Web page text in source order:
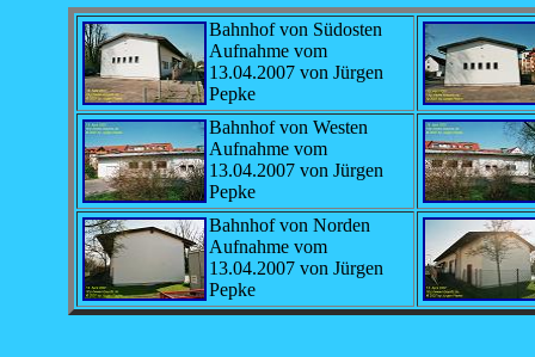
Bahnhof von Südosten
Aufnahme vom
13.04.2007 von Jürgen
Pepke
Bahnhof von Westen
Aufnahme vom
13.04.2007 von Jürgen
Pepke
Bahnhof von Norden
Aufnahme vom
13.04.2007 von Jürgen
Pepke